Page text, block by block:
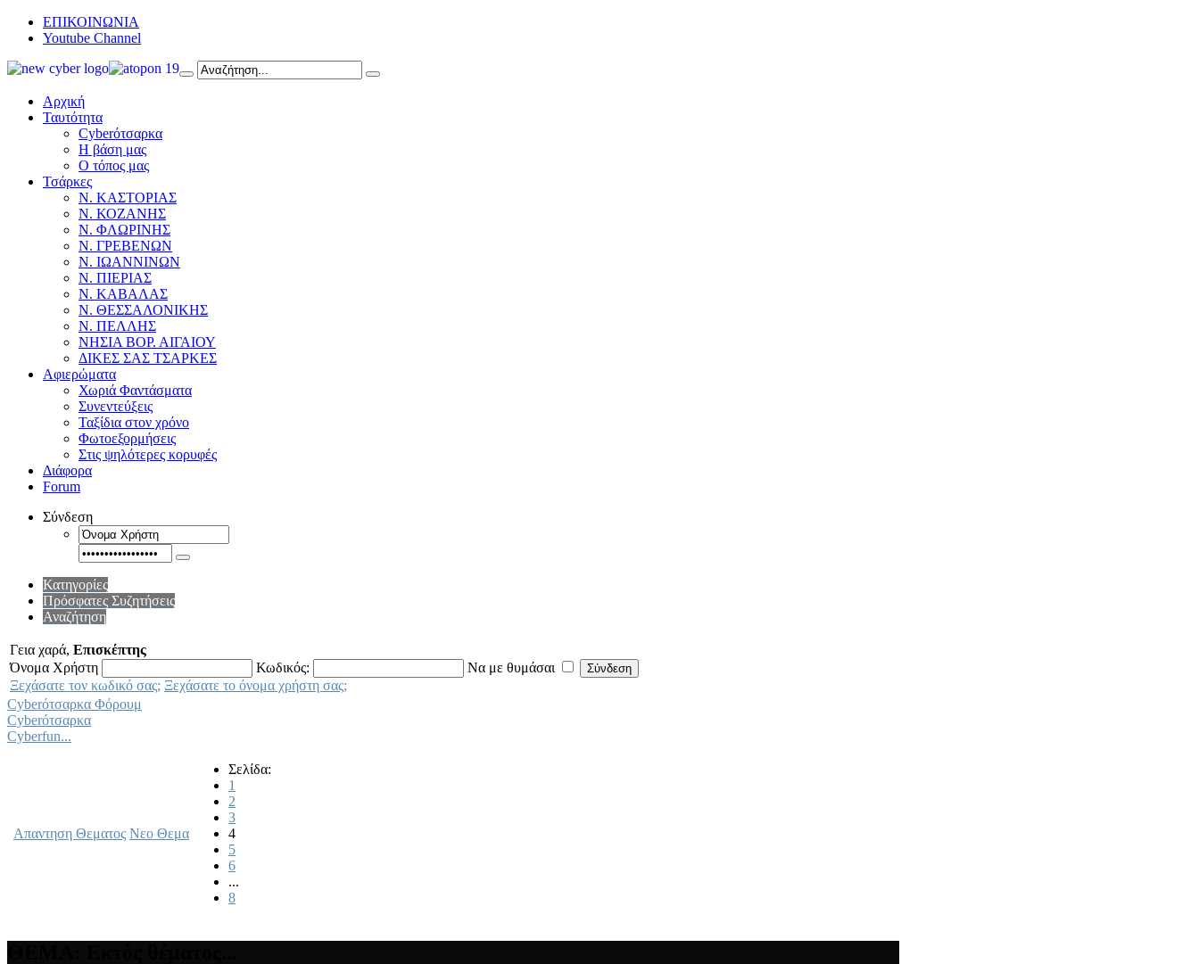
ΕΠΙΚΟΙΝΩΝΙΑ
Youtube Channel
Αρχική
Ταυτότητα
Cyberότσαρκα
Η βάση μας
Ο τόπος μας
Τσάρκες
Ν. ΚΑΣΤΟΡΙΑΣ
Ν. ΚΟΖΑΝΗΣ
Ν. ΦΛΩΡΙΝΗΣ
Ν. ΓΡΕΒΕΝΩΝ
Ν. ΙΩΑΝΝΙΝΩΝ
Ν. ΠΙΕΡΙΑΣ
Ν. ΚΑΒΑΛΑΣ
Ν. ΘΕΣΣΑΛΟΝΙΚΗΣ
Ν. ΠΕΛΛΗΣ
ΝΗΣΙΑ ΒΟΡ. ΑΙΓΑΙΟΥ
ΔΙΚΕΣ ΣΑΣ ΤΣΑΡΚΕΣ
Αφιερώματα
Χωριά Φαντάσματα
Συνεντεύξεις
Ταξίδια στον χρόνο
Φωτοεξορμήσεις
Στις ψηλότερες κορυφές
Διάφορα
Forum
Σύνδεση
Κατηγορίες
Πρόσφατες Συζητήσεις
Αναζήτηση
Γεια χαρά, Επισκέπτης
Όνομα Χρήστη
Κωδικός:
Να με θυμάσαι
Ξεχάσατε τον κωδικό σας; Ξεχάσατε το όνομα χρήστη σας;
Cyberότσαρκα Φόρουμ
Cyberότσαρκα
Cyberfun...
Απαντηση Θεματος Νεο Θεμα
Σελίδα:
1
2
3
4
5
6
...
8